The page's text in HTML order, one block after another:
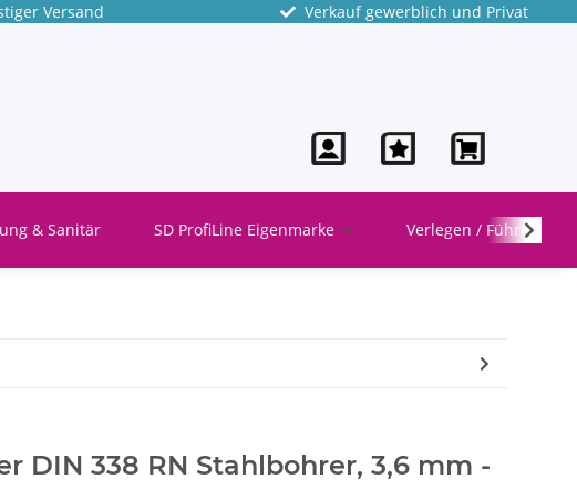
Versand Verkauf gewerblich und Privat
& Sanitär SD ProfiLine Eigenmarke Verlegen / Führen
DIN 338 RN Stahlbohrer, 3,6 mm -